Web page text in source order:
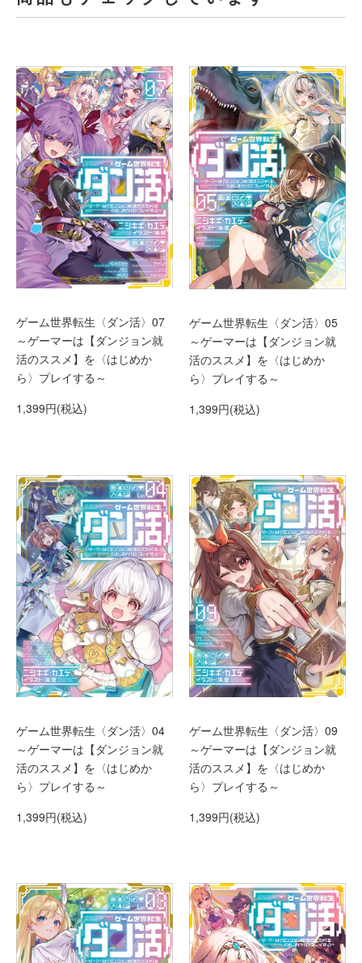
ゲーム世界転生〈ダン活〉07
～ゲーマーは【ダンジョン就
活のススメ】を〈はじめか
ら〉プレイする～
1,399円(税込)
ゲーム世界転生〈ダン活〉05
～ゲーマーは【ダンジョン就
活のススメ】を〈はじめか
ら〉プレイする～
1,399円(税込)
ゲーム世界転生〈ダン活〉04
～ゲーマーは【ダンジョン就
活のススメ】を〈はじめか
ら〉プレイする～
1,399円(税込)
ゲーム世界転生〈ダン活〉09
～ゲーマーは【ダンジョン就
活のススメ】を〈はじめか
ら〉プレイする～
1,399円(税込)